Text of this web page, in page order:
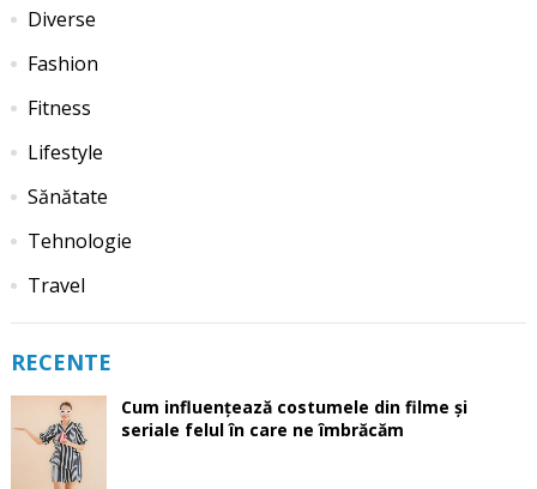
Diverse
Fashion
Fitness
Lifestyle
Sănătate
Tehnologie
Travel
RECENTE
Cum influențează costumele din filme și
seriale felul în care ne îmbrăcăm